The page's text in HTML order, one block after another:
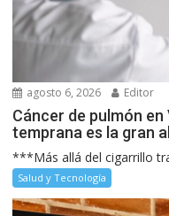
agosto 6, 2026 Editor
Cáncer de pulmón
temprana es la gran
***Más allá del cigarrillo
Salud y Tecnología